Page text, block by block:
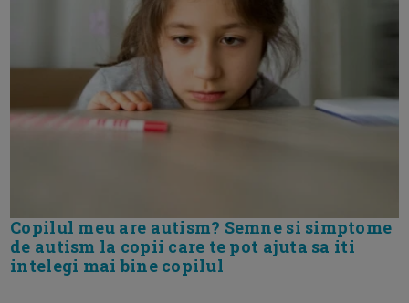
Copilul meu are autism? Semne si simptome
de autism la copii care te pot ajuta sa iti
intelegi mai bine copilul